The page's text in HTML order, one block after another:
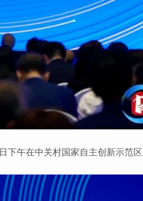
日下午在中关村国家自主创新示范